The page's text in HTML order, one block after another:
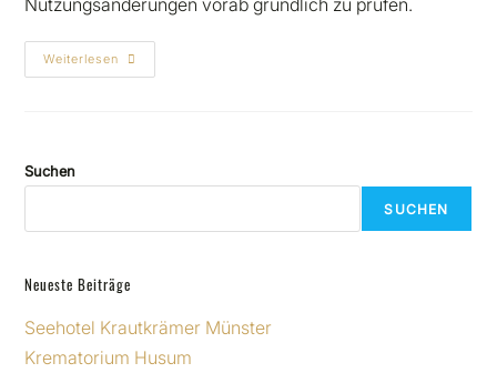
Weiterlesen
Suchen
SUCHEN
Neueste Beiträge
Seehotel Krautkrämer Münster
Krematorium Husum